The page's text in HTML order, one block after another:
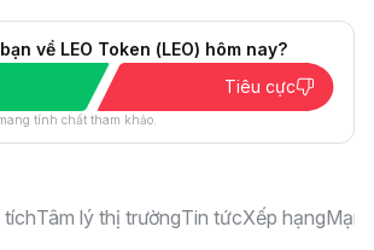
về LEO Token (LEO) hôm nay?
Tiêu cực
tính chất tham khảo.
tíchTâm lý thị trườngTin tứcXếp hạng